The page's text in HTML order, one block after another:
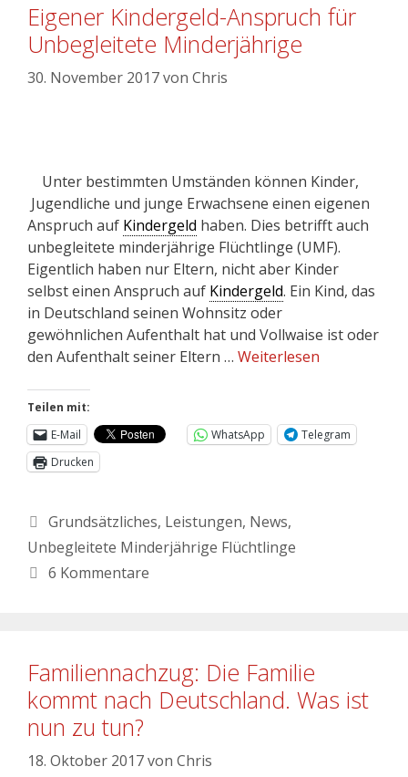
Eigener Kindergeld-Anspruch für
Unbegleitete Minderjährige
30. November 2017von Chris
Unter bestimmten Umständen können Kinder,
Jugendliche und junge Erwachsene einen eigenen
Anspruch auf Kindergeld haben. Dies betrifft auch
unbegleitete minderjährige Flüchtlinge (UMF).
Eigentlich haben nur Eltern, nicht aber Kinder
selbst einen Anspruch auf Kindergeld. Ein Kind, das
in Deutschland seinen Wohnsitz oder
gewöhnlichen Aufenthalt hat und Vollwaise ist oder
den Aufenthalt seiner Eltern … Weiterlesen
Teilen mit:
E-Mail
WhatsApp
Telegram
Drucken
Grundsätzliches, Leistungen, News,
Unbegleitete Minderjährige Flüchtlinge
6 Kommentare
Familiennachzug: Die Familie
kommt nach Deutschland. Was ist
nun zu tun?
18. Oktober 2017von Chris